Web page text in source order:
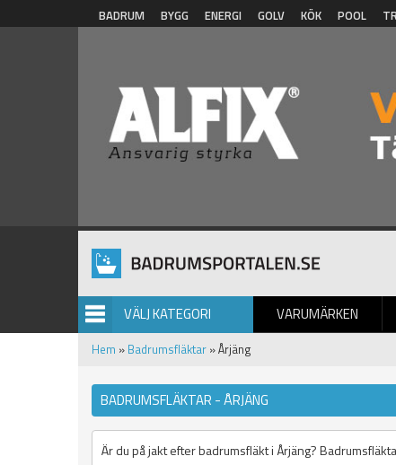
Hoppa till huvudinnehåll
BADRUM BYGG ENERGI GOLV KÖK POOL
VÄLJ KATEGORI VARUMÄRKEN
BILDGALLERI
Hem » Badrumsfläktar » Årjäng
BADRUMSFLÄKTAR - ÅRJÄNG
Är du på jakt efter badrumsfläkt i Årjäng?